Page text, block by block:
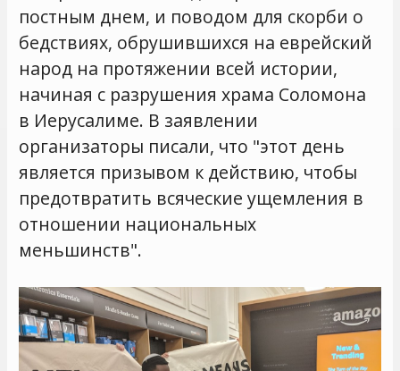
постным днем, и поводом для скорби о
бедствиях, обрушившихся на еврейский
народ на протяжении всей истории,
начиная с разрушения храма Соломона
в Иерусалиме. В заявлении
организаторы писали, что "этот день
является призывом к действию, чтобы
предотвратить всяческие ущемления в
отношении национальных
меньшинств".